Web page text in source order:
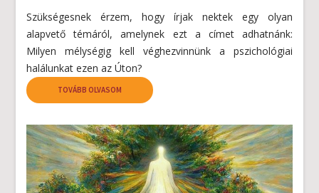
Szükségesnek érzem, hogy írjak nektek egy olyan
alapvető témáról, amelynek ezt a címet adhatnánk:
Milyen mélységig kell véghezvinnünk a pszichológiai
halálunkat ezen az Úton?
TOVÁBB OLVASOM